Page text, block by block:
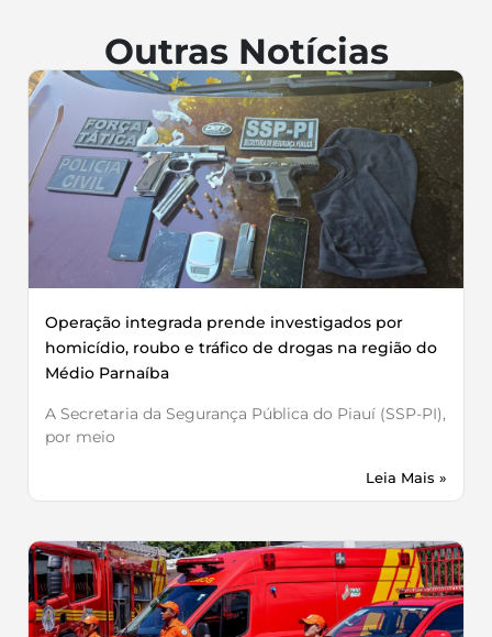
Outras Notícias
Operação integrada prende investigados por
homicídio, roubo e tráfico de drogas na região do
Médio Parnaíba
A Secretaria da Segurança Pública do Piauí (SSP-PI),
por meio
Leia Mais »